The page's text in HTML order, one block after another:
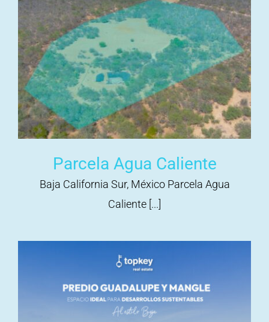
Parcela Agua Caliente
Baja California Sur, México Parcela Agua
Caliente [...]